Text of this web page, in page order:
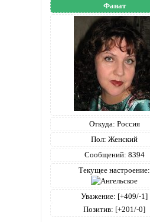
Фанат
Откуда: Россия
Пол: Женский
Сообщений: 8394
Текущее настроение:
Уважение: [+409/-1]
Позитив: [+201/-0]